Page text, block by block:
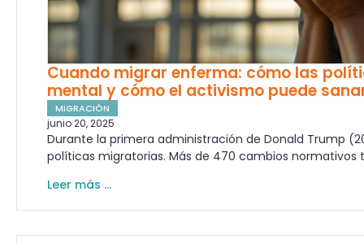
Cuando migrar enferma: cómo las
mental y cómo el activismo puede
MIGRACIÓN
junio 20, 2025
Durante la primera administración de Donald Trump
políticas migratorias. Más de 470 cambios
Leer más ...